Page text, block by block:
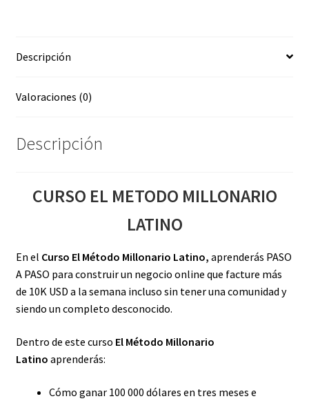
Descripción
Valoraciones (0)
Descripción
CURSO EL METODO MILLONARIO
LATINO
En el Curso El Método Millonario Latino, aprenderás PASO
A PASO para construir un negocio online que facture más
de 10K USD a la semana incluso sin tener una comunidad y
siendo un completo desconocido.
Dentro de este curso El Método Millonario
Latino aprenderás:
Cómo ganar 100 000 dólares en tres meses e